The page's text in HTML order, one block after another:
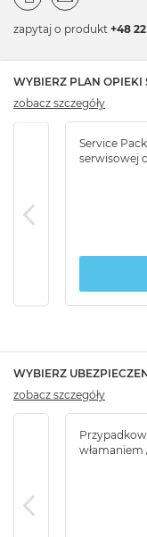
zapytaj o produkt +48
WYBIERZ PLAN OPIEKI
Service
serwisowej
zobacz szczegóły
WYBIERZ
włamaniem
zobacz szczegóły